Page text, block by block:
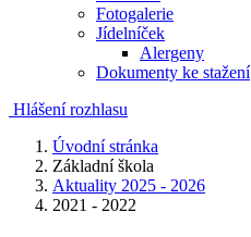
Fotogalerie
Jídelníček
Alergeny
Dokumenty ke stažení
Hlášení rozhlasu
Úvodní stránka
Základní škola
Aktuality 2025 - 2026
2021 - 2022